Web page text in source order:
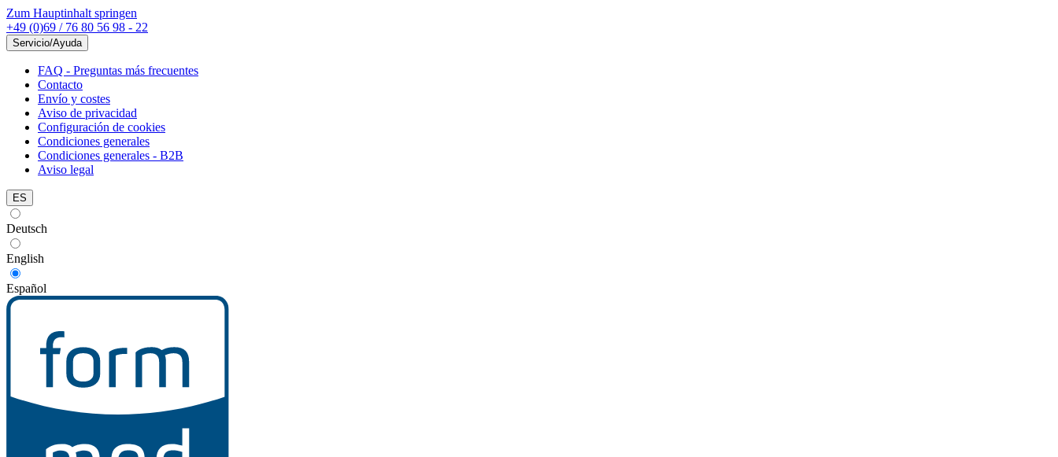
Zum Hauptinhalt springen
+49 (0)69 / 76 80 56 98 - 22
Servicio/Ayuda
FAQ - Preguntas más frecuentes
Contacto
Envío y costes
Aviso de privacidad
Configuración de cookies
Condiciones generales
Condiciones generales - B2B
Aviso legal
ES
Deutsch
English
Español